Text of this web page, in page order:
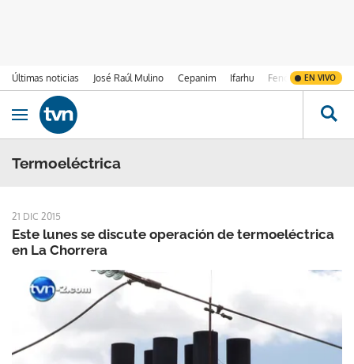
Últimas noticias José Raúl Mulino Cepanim Ifarhu Fenómeno de El
EN VIVO
Ir al contenido
Obrir navegació
Termoeléctrica
21 DIC 2015
Este lunes se discute operación de termoeléctrica
en La Chorrera